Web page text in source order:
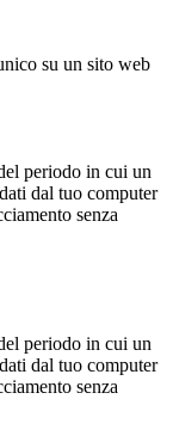
su un sito web
periodo in cui un
dal tuo computer
senza
periodo in cui un
dal tuo computer
senza